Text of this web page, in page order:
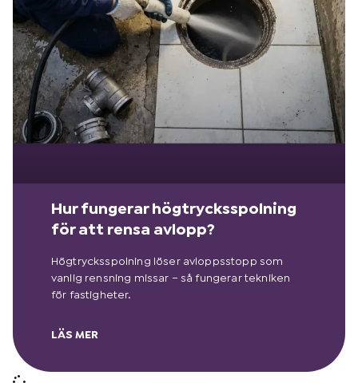
Hur fungerar högtrycksspolning
för att rensa avlopp?
Högtrycksspolning löser avloppsstopp som
vanlig rensning missar – så fungerar tekniken
för fastigheter.
LÄS MER